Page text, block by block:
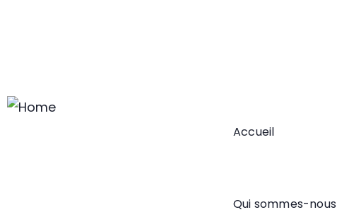
Accueil
Qui sommes-nous